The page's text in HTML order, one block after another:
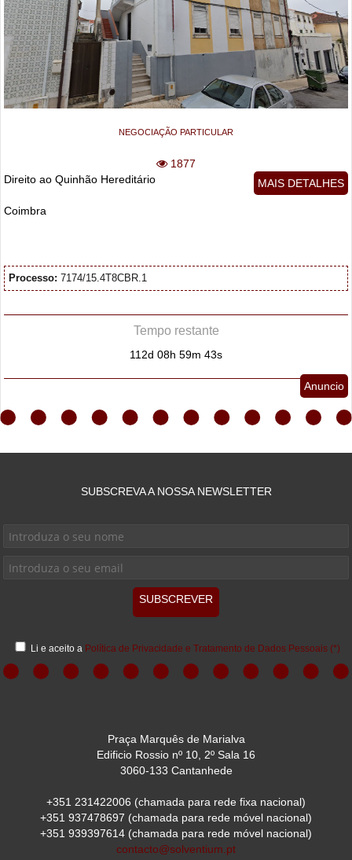
NEGOCIAÇÃO PARTICULAR
1877
MAIS DETALHES
Direito ao Quinhão Hereditário
Coimbra
Processo: 7174/15.4T8CBR.1
Tempo restante
112d 08h 59m 42s
Anuncio
SUBSCREVA A NOSSA NEWSLETTER
SUBSCREVER
Li e aceito a Política de Privacidade e Tratamento de Dados Pessoais (*)
Praça Marquês de Marialva
Edificio Rossio nº 10, 2º Sala 16
3060-133 Cantanhede
+351 231422006 (chamada para rede fixa nacional)
+351 937478697 (chamada para rede móvel nacional)
+351 939397614 (chamada para rede móvel nacional)
contacto@solventium.pt